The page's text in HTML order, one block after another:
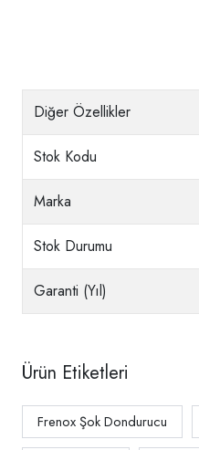
Diğer Özellikler
Stok Kodu
Marka
Stok Durumu
Garanti (Yıl)
Ürün Etiketleri
Frenox Şok Dondurucu